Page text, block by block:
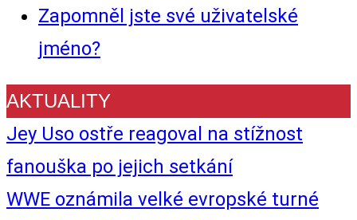
Zapomněl jste své uživatelské
jméno?
AKTUALITY
Jey Uso ostře reagoval na stížnost
fanouška po jejich setkání
WWE oznámila velké evropské turné